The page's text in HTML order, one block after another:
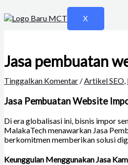
X
Jasa pembuatan
Tinggalkan Komentar /Artikel SEO,
Jasa Pembuatan Website
Di era globalisasi ini, bisnis impor
MalakaTech menawarkan Jasa
berkomitmen memberikan solusi
Keunggulan Menggunakan Jasa